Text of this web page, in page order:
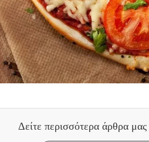
Δείτε περισσότερα άρθρα μας